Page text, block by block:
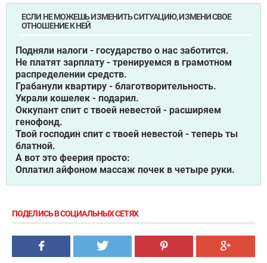
ЕСЛИ НЕ МОЖЕШЬ ИЗМЕНИТЬ СИТУАЦИЮ, ИЗМЕНИ СВОЕ
ОТНОШЕНИЕ К НЕЙ
Подняли налоги - государство о нас заботится.
Не платят зарплату - тренируемся в грамотном
распределении средств.
Грабанули квартиру - благотворительность.
Украли кошелек - подарил.
Оккупант спит с твоей невестой - расширяем
генофонд.
Твой господин спит с твоей невестой - теперь ты
блатной.
А вот это феерия просто:
Оплатил айфоном массаж почек в четыре руки.
ПОДЕЛИСЬ В СОЦИАЛЬНЫХ СЕТЯХ